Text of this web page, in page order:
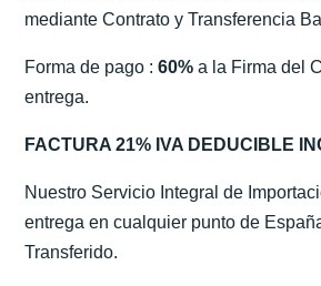
mediante Contrato y Transferencia
Forma de pago :60% a la Firma del
entrega.
FACTURA 21% IVA DEDUCIBLE
Nuestro Servicio Integral de
entrega en cualquier punto de
Transferido.